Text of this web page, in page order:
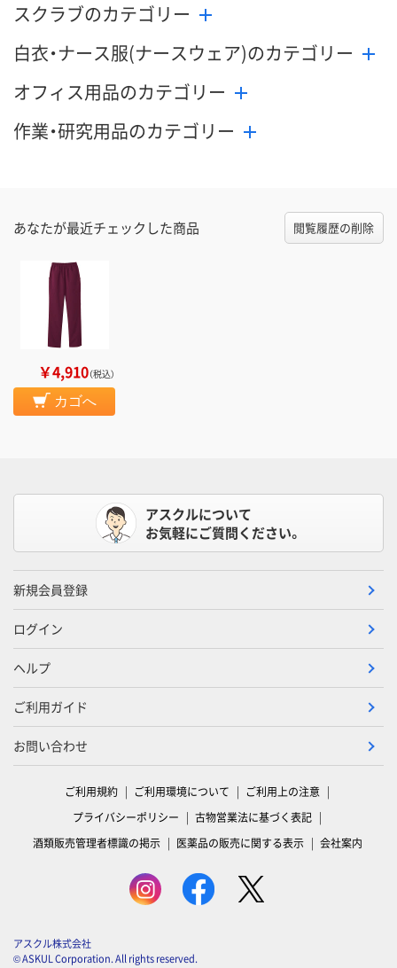
スクラブのカテゴリー
白衣・ナース服(ナースウェア)のカテゴリー
オフィス用品のカテゴリー
作業・研究用品のカテゴリー
あなたが最近チェックした商品 閲覧履歴の削除
￥4,910（税込）
カゴへ
アスクルについて
お気軽にご質問ください。
新規会員登録
ログイン
ヘルプ
ご利用ガイド
お問い合わせ
ご利用規約 ご利用環境について
ご利用上の注意
プライバシーポリシー
古物営業法に基づく表記
酒類販売管理者標識の掲示
医薬品の販売に関する表示 会社案内
アスクル株式会社
© ASKUL Corporation. All rights reserved.